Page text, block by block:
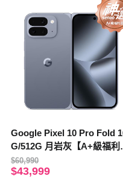
Google Pixel 10 Pro Fold
G/512G 月岩灰【A+級福利
6個月保固】
$60,990
$43,999